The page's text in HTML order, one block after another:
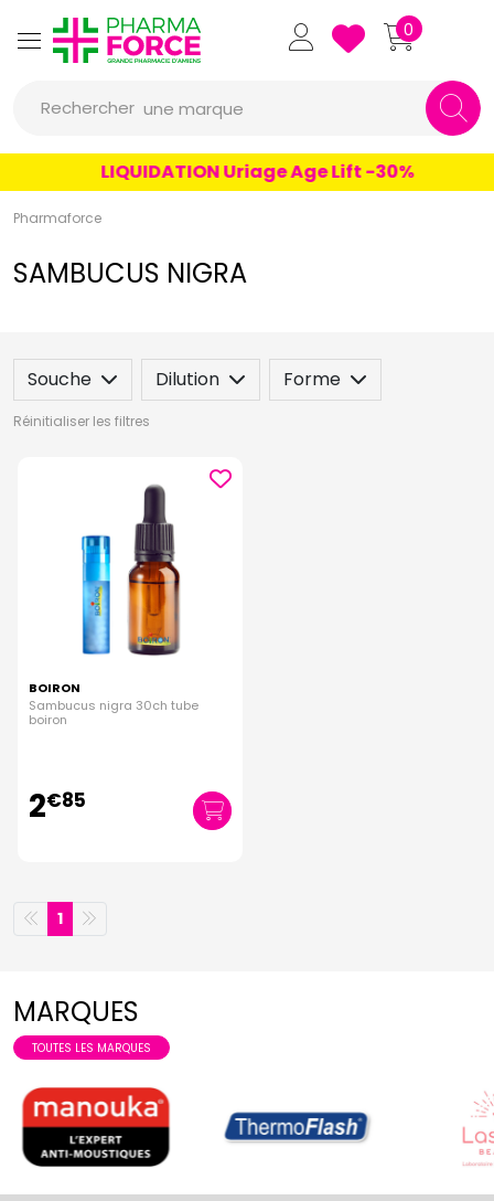
Pharmaforce Grande Pharmacie
0
Rechercher
un conseil
un produit
une marque
LIQUIDATION Uriage Age Lift -30%
Pharmaforce
SAMBUCUS NIGRA
Souche Dilution Forme
Réinitialiser les filtres
BOIRON
Sambucus nigra 30ch tube
boiron
2€85
1
MARQUES
TOUTES LES MARQUES